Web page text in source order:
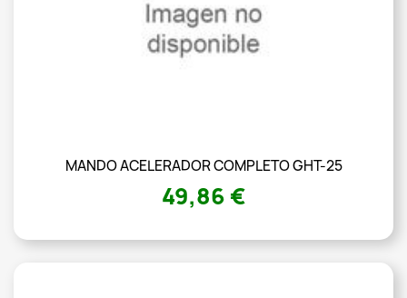
MANDO ACELERADOR COMPLETO GHT-25
49,86 €